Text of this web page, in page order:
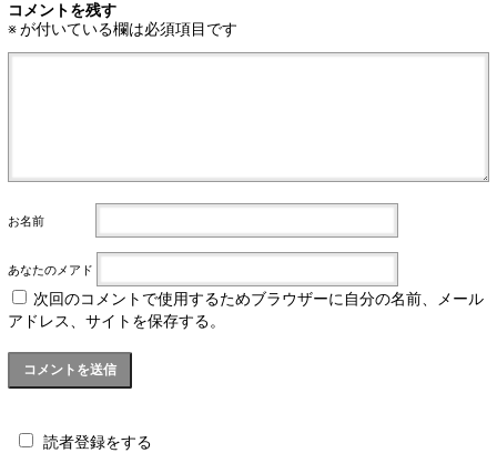
コメントを残す
※が付いている欄は必須項目です
お名前
あなたのメアド
次回のコメントで使用するためブラウザーに自分の名前、メール
アドレス、サイトを保存する。
読者登録をする